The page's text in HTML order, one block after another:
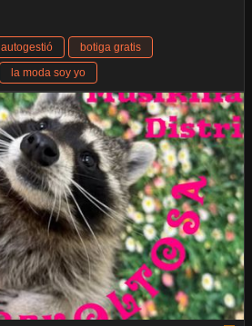
autogestió
botiga gratis
la moda soy yo